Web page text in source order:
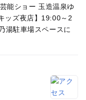
能ショー 玉造温泉ゆ
ッズ夜店】19:00～2
湯駐車場スペースに